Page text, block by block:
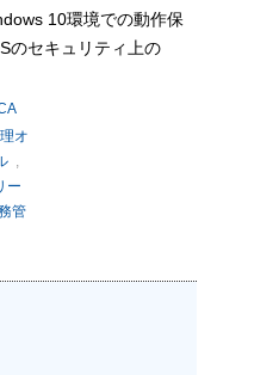
10環境での動作保
のセキュリティ上の
オ
,
ー
管